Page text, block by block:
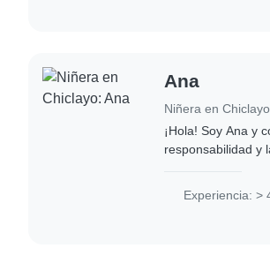
Ana
Niñera en Chiclayo
¡Hola! Soy Ana y
responsabilidad y
Experiencia: >